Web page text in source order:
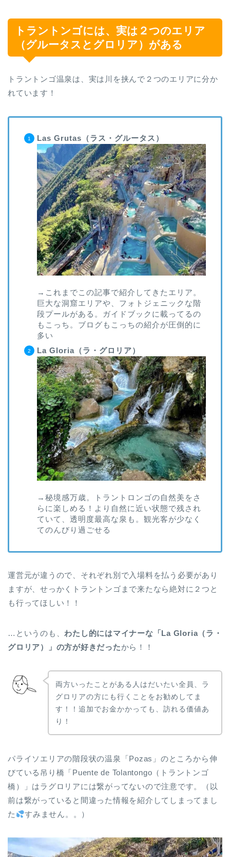
トラントンゴには、実は２つのエリア
（グルータスとグロリア）がある
トラントンゴ温泉は、実は川を挟んで２つのエリアに分か
れています！
Las Grutas（ラス・グルータス）
→これまでこの記事で紹介してきたエリア。
巨大な洞窟エリアや、フォトジェニックな階
段プールがある。ガイドブックに載ってるの
もこっち。ブログもこっちの紹介が圧倒的に
多い
La Gloria（ラ・グロリア）
→秘境感万歳。トラントロンゴの自然美をさ
らに楽しめる！より自然に近い状態で残され
ていて、透明度最高な泉も。観光客が少なく
てのんびり過ごせる
運営元が違うので、それぞれ別で入場料を払う必要があり
ますが、せっかくトラントンゴまで来たなら絶対に２つと
も行ってほしい！！
…というのも、 わたし的にはマイナーな「La Gloria（ラ・
グロリア）」の方が好きだったから！！
両方いったことがある人はだいたい全員、ラ
グロリアの方にも行くことをお勧めしてま
す！！追加でお金かかっても、訪れる価値あ
り！
パライソエリアの階段状の温泉「Pozas」のところから伸
びている吊り橋「Puente de Tolantongo（トラントンゴ
橋）」はラグロリアには繋がってないので注意です。（以
前は繋がっていると間違った情報を紹介してしまってまし
た
すみません。。）